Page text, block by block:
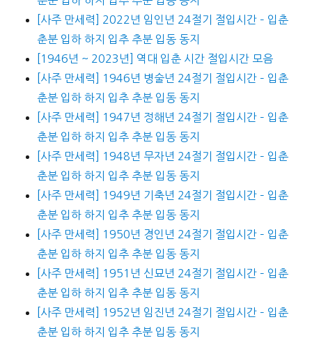
[사주 만세력] 2022년 임인년 24절기 절입시간 – 입춘
춘분 입하 하지 입추 추분 입동 동지
[1946년 ~ 2023년] 역대 입춘 시간 절입시간 모음
[사주 만세력] 1946년 병술년 24절기 절입시간 – 입춘
춘분 입하 하지 입추 추분 입동 동지
[사주 만세력] 1947년 정해년 24절기 절입시간 – 입춘
춘분 입하 하지 입추 추분 입동 동지
[사주 만세력] 1948년 무자년 24절기 절입시간 – 입춘
춘분 입하 하지 입추 추분 입동 동지
[사주 만세력] 1949년 기축년 24절기 절입시간 – 입춘
춘분 입하 하지 입추 추분 입동 동지
[사주 만세력] 1950년 경인년 24절기 절입시간 – 입춘
춘분 입하 하지 입추 추분 입동 동지
[사주 만세력] 1951년 신묘년 24절기 절입시간 – 입춘
춘분 입하 하지 입추 추분 입동 동지
[사주 만세력] 1952년 임진년 24절기 절입시간 – 입춘
춘분 입하 하지 입추 추분 입동 동지